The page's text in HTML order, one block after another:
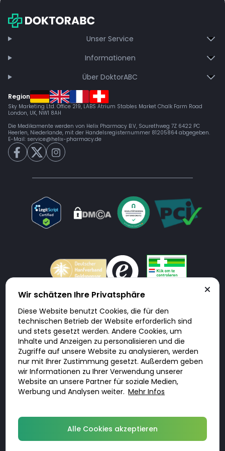
Stressabbau: Unterstützt die mentale Entspannung und kann
depressive Symptome lindern
die persönliche Verträglichkeit zu testen
Unser Service
Informationen
Über DoktorABC
Region
Sky Marketing Ltd. Office 219, LABS Atrium Stables Market Chalk Farm Road
London, UK, NW1 8AH
Die Medikamente werden von Helix Pharmacy B.V, Sourethweg 7Z 6422 PC
Heerlen, Niederlande, mit der Handelsregisternummer 81205864 abgegeben.
E-Mail: service@helix-pharmacy.de
Doktorabc.com ist eine Vermittlungsplattform. Doktorabc ist ausdrücklich
keine Internetapotheke. Doktorabc bietet keine Medikamente oder
sonstige Produkte an oder liefert diese. Jegliche Informationen zu
Produkten, Medikamenten und Preisen auf der Internetseite beinhalten
kein Angebot von Doktorabc an Sie. Für die Einhaltung der in Ihrem Land
geltenden Gesetze und sonstigen Rechtsvorschriften sind Sie als Nutzer
selbst verantwortlich. Die Nutzung unseres Services auf Doktorabc durch
Sie erfolgt auf eigenes Risiko und in eigener Verantwortung. Sie erklären,
diese Internetseite aus eigener Initiative zu besuchen und zu nutzen.
Wir schätzen Ihre Privatsphäre
Diese Website benutzt Cookies, die für den
technischen Betrieb der Website erforderlich sind
und stets gesetzt werden. Andere Cookies, um
Inhalte und Anzeigen zu personalisieren und die
Zugriffe auf unsere Website zu analysieren, werden
nur mit Ihrer Zustimmung gesetzt. Außerdem geben
wir Informationen zu Ihrer Verwendung unserer
Website an unsere Partner für soziale Medien,
Werbung und Analysen weiter. Mehr Infos
Alle Cookies akzeptieren